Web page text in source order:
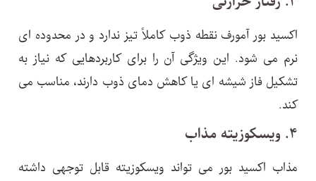
اکسید بور آمورف نقطه ذوب کاملاً تیز ندارد و در محدوده ای
نرم می شود. این ویژگی آن را برای کاربردهایی که نیاز به
تشکیل فاز شیشه ای یا کاهش دمای ذوب دارند، مناسب می
کند.
مذاب اکسید بور می تواند ویسکوزیته قابل توجهی داشته